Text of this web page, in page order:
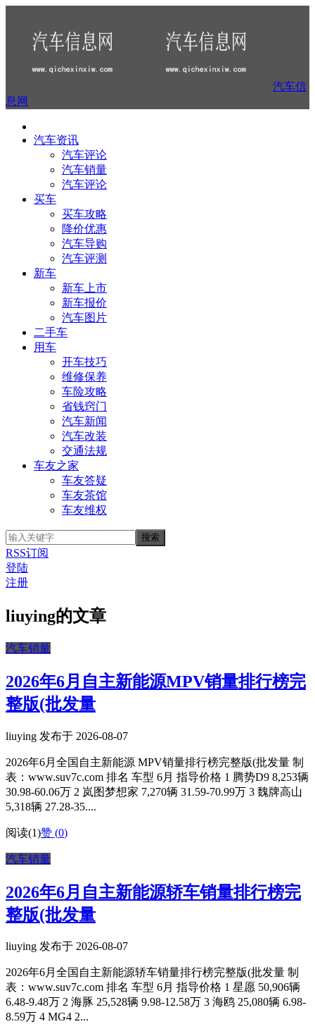
汽车信
息网
汽车资讯
汽车评论
汽车销量
汽车评论
买车
买车攻略
降价优惠
汽车导购
汽车评测
新车
新车上市
新车报价
汽车图片
二手车
用车
开车技巧
维修保养
车险攻略
省钱窍门
汽车新闻
汽车改装
交通法规
车友之家
车友答疑
车友茶馆
车友维权
RSS订阅
登陆
注册
liuying的文章
汽车销量
2026年6月自主新能源MPV销量排行榜完
整版(批发量
liuying 发布于 2026-08-07
2026年6月全国自主新能源 MPV销量排行榜完整版(批发量 制
表：www.suv7c.com 排名 车型 6月 指导价格 1 腾势D9 8,253辆
30.98-60.06万 2 岚图梦想家 7,270辆 31.59-70.99万 3 魏牌高山
5,318辆 27.28-35....
阅读(1)赞 (0)
汽车销量
2026年6月自主新能源轿车销量排行榜完
整版(批发量
liuying 发布于 2026-08-07
2026年6月全国自主新能源轿车销量排行榜完整版(批发量 制
表：www.suv7c.com 排名 车型 6月 指导价格 1 星愿 50,906辆
6.48-9.48万 2 海豚 25,528辆 9.98-12.58万 3 海鸥 25,080辆 6.98-
8.59万 4 MG4 2...